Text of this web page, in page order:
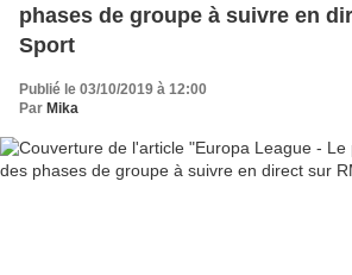
phases de groupe à suivre en
Sport
Publié le 03/10/2019 à 12:00
Par Mika